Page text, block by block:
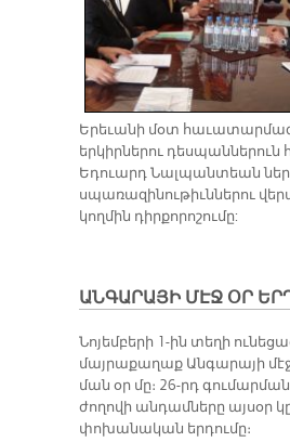
Երեւանի մօտ
երկիրներու
Եդուարդ Նալպանտեան
սպառազինութիւններու
կողմին դիրքորոշումը:
ԱՆԳԱՐԱՅԻ ՄԷՋ ՕՐ
Նո­յեմ­բե­րի 1-ին տե­ղի
մայ­րա­քա­ղաք Ան­գա­րա­յի
ման օր մը։ 26-րդ
ժո­ղո­վի ան­դամ­նե­րը այ­սօր
փո­խա­նա­կան եր­դու­մը։